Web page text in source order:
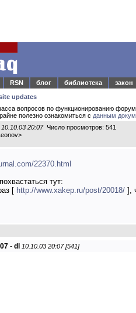
RSN блог библиотека закон
updates
вопросов по функционированию
полезно ознакомиться с данным
10.10.03 20:07Число просмотров: 541
22370.html
тут:
[ http://www.xakep.ru/post/20018/ ],
- dl 10.10.03 20:07 [541]